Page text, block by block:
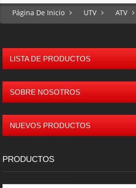
Página De Inicio UTV ATV
LISTA DE PRODUCTOS
SOBRE NOSOTROS
NUEVOS PRODUCTOS
PRODUCTOS